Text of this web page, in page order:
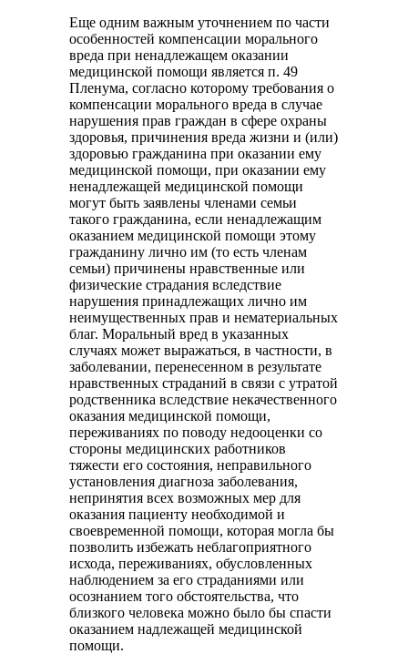
Еще одним важным уточнением по части
особенностей компенсации морального
вреда при ненадлежащем оказании
медицинской помощи является п. 49
Пленума, согласно которому требования о
компенсации морального вреда в случае
нарушения прав граждан в сфере охраны
здоровья, причинения вреда жизни и (или)
здоровью гражданина при оказании ему
медицинской помощи, при оказании ему
ненадлежащей медицинской помощи
могут быть заявлены членами семьи
такого гражданина, если ненадлежащим
оказанием медицинской помощи этому
гражданину лично им (то есть членам
семьи) причинены нравственные или
физические страдания вследствие
нарушения принадлежащих лично им
неимущественных прав и нематериальных
благ. Моральный вред в указанных
случаях может выражаться, в частности, в
заболевании, перенесенном в результате
нравственных страданий в связи с утратой
родственника вследствие некачественного
оказания медицинской помощи,
переживаниях по поводу недооценки со
стороны медицинских работников
тяжести его состояния, неправильного
установления диагноза заболевания,
непринятия всех возможных мер для
оказания пациенту необходимой и
своевременной помощи, которая могла бы
позволить избежать неблагоприятного
исхода, переживаниях, обусловленных
наблюдением за его страданиями или
осознанием того обстоятельства, что
близкого человека можно было бы спасти
оказанием надлежащей медицинской
помощи.